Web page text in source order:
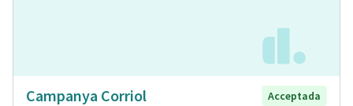
Campanya Corriol
Acceptada